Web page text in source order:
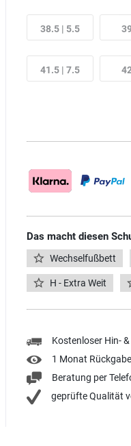
38.5 | 5.5
41.5 | 7.5
Das macht diesen
Wechselfußbett
H - Extra Weit
Kostenloser Hin-
1 Monat
Beratung per
geprüfte Qualität